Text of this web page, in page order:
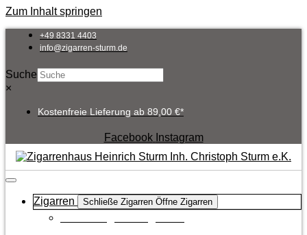
Zum Inhalt springen
+49 8331 4403
info@zigarren-sturm.de
Suche
×
Kostenfreie Lieferung ab 89,00 €*
Facebook Instagram
Zigarren Schließe Zigarren Öffne Zigarren